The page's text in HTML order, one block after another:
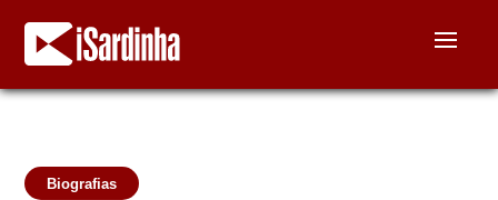
Biografias